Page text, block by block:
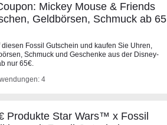
Mickey Mouse & Friends
Geldbörsen, Schmuck ab 65
diesen Fossil Gutschein und kaufen Sie Uhren,
Schmuck und Geschenke aus der Disney-
nur 65€.
4
Produkte Star Wars™ x Fossil